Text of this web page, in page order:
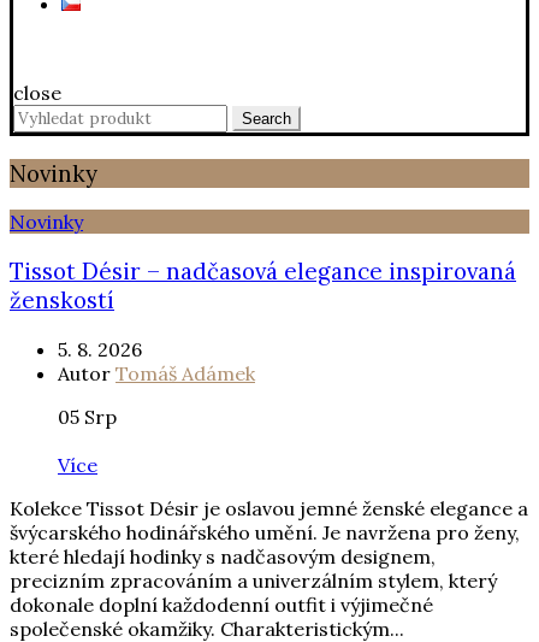
close
Search
for:
Search
Novinky
Novinky
Tissot Désir – nadčasová elegance inspirovaná
ženskostí
5. 8. 2026
Autor Tomáš Adámek
05 Srp
Více
Kolekce Tissot Désir je oslavou jemné ženské elegance a
švýcarského hodinářského umění. Je navržena pro ženy,
které hledají hodinky s nadčasovým designem,
precizním zpracováním a univerzálním stylem, který
dokonale doplní každodenní outfit i výjimečné
společenské okamžiky. Charakteristickým...